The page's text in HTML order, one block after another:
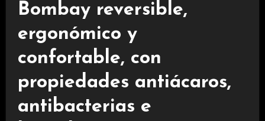
Bombay reversible,
ergonómico y
confortable, con
propiedades antiácaros,
antibacterias e